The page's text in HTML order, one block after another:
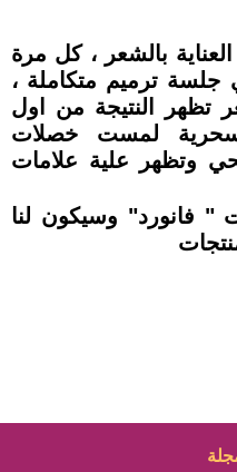
بالشعر ، كل مرة
جلسة ترميم متكاملة ،
تظهر النتيجة من اول
لمست خصلات
وتظهر علية علامات
" فانورد" وسيكون لنا